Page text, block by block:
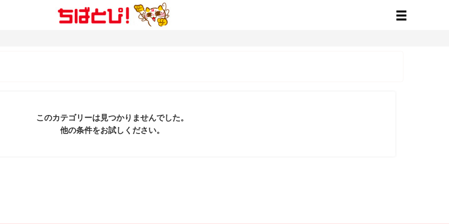
このカテゴリーは見つかりませんでした。
他の条件をお試しください。